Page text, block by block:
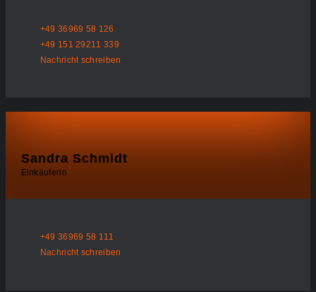
+49 36969 58 126
+49 151 29211 339
Nachricht schreiben
Sandra Schmidt
Einkäuferin
+49 36969 58 111
Nachricht schreiben